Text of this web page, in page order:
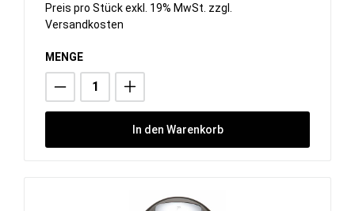
Preis pro Stück exkl. 19% MwSt. zzgl.
Versandkosten
MENGE
In den Warenkorb